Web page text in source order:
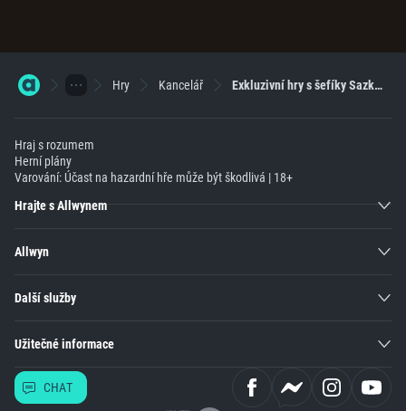
Hry Kancelář Exkluzivní hry s šefíky Sazka Her
Hraj s rozumem
Herní plány
Varování: Účast na hazardní hře může být škodlivá | 18+
Hrajte s Allwynem
Allwyn
Další služby
Užitečné informace
CHAT